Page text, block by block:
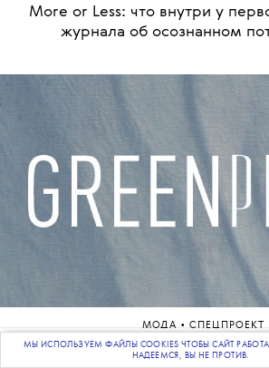
ПОДПИСЫВАЙТЕСЬНА НАШУ
More or Less: что внутри у
журнала об осознанном
МОДА • СПЕЦПРОЕКТ
Greenprint: как и зачем мы живем
МЫ ИСПОЛЬЗУЕМ ФАЙЛЫ COOKIES ЧТОБЫ САЙТ
НАДЕЕМСЯ, ВЫ НЕ ПРОТИВ.